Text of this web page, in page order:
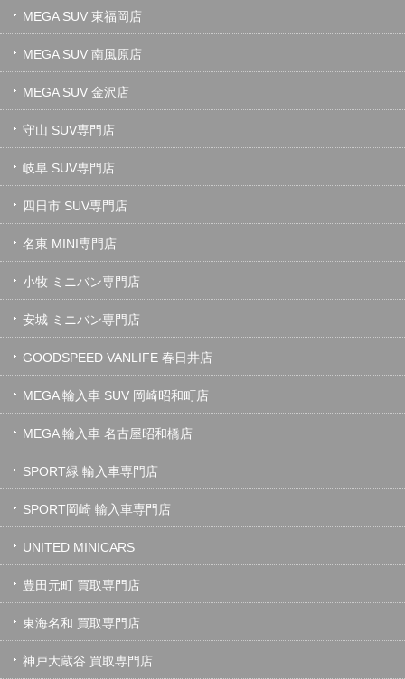
MEGA SUV 東福岡店
MEGA SUV 南風原店
MEGA SUV 金沢店
守山 SUV専門店
岐阜 SUV専門店
四日市 SUV専門店
名東 MINI専門店
小牧 ミニバン専門店
安城 ミニバン専門店
GOODSPEED VANLIFE 春日井店
MEGA 輸入車 SUV 岡崎昭和町店
MEGA 輸入車 名古屋昭和橋店
SPORT緑 輸入車専門店
SPORT岡崎 輸入車専門店
UNITED MINICARS
豊田元町 買取専門店
東海名和 買取専門店
神戸大蔵谷 買取専門店